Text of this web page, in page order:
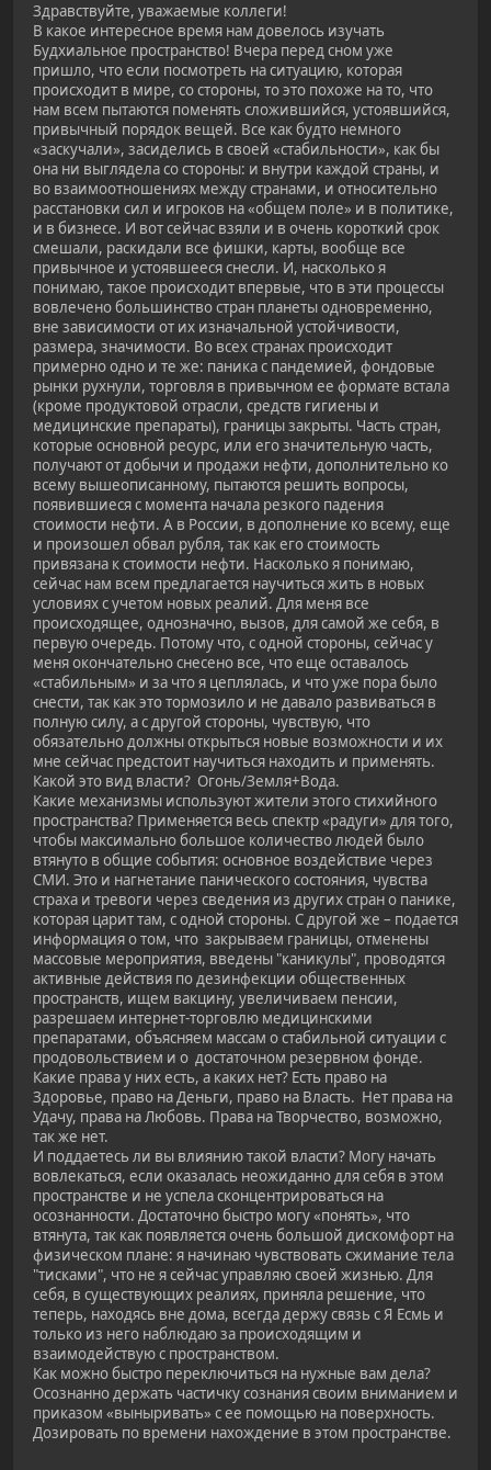
Здравствуйте, уважаемые коллеги!
В какое интересное время нам довелось изучать
Будхиальное пространство! Вчера перед сном уже
пришло, что если посмотреть на ситуацию, которая
происходит в мире, со стороны, то это похоже на то, что
нам всем пытаются поменять сложившийся, устоявшийся,
привычный порядок вещей. Все как будто немного
«заскучали», засиделись в своей «стабильности», как бы
она ни выглядела со стороны: и внутри каждой страны, и
во взаимоотношениях между странами, и относительно
расстановки сил и игроков на «общем поле» и в политике,
и в бизнесе. И вот сейчас взяли и в очень короткий срок
смешали, раскидали все фишки, карты, вообще все
привычное и устоявшееся снесли. И, насколько я
понимаю, такое происходит впервые, что в эти процессы
вовлечено большинство стран планеты одновременно,
вне зависимости от их изначальной устойчивости,
размера, значимости. Во всех странах происходит
примерно одно и те же: паника с пандемией, фондовые
рынки рухнули, торговля в привычном ее формате встала
(кроме продуктовой отрасли, средств гигиены и
медицинские препараты), границы закрыты. Часть стран,
которые основной ресурс, или его значительную часть,
получают от добычи и продажи нефти, дополнительно ко
всему вышеописанному, пытаются решить вопросы,
появившиеся с момента начала резкого падения
стоимости нефти. А в России, в дополнение ко всему, еще
и произошел обвал рубля, так как его стоимость
привязана к стоимости нефти. Насколько я понимаю,
сейчас нам всем предлагается научиться жить в новых
условиях с учетом новых реалий. Для меня все
происходящее, однозначно, вызов, для самой же себя, в
первую очередь. Потому что, с одной стороны, сейчас у
меня окончательно снесено все, что еще оставалось
«стабильным» и за что я цеплялась, и что уже пора было
снести, так как это тормозило и не давало развиваться в
полную силу, а с другой стороны, чувствую, что
обязательно должны открыться новые возможности и их
мне сейчас предстоит научиться находить и применять.
Какой это вид власти? Огонь/Земля+Вода.
Какие механизмы используют жители этого стихийного
пространства? Применяется весь спектр «радуги» для того,
чтобы максимально большое количество людей было
втянуто в общие события: основное воздействие через
СМИ. Это и нагнетание панического состояния, чувства
страха и тревоги через сведения из других стран о панике,
которая царит там, с одной стороны. С другой же – подается
информация о том, что закрываем границы, отменены
массовые мероприятия, введены "каникулы", проводятся
активные действия по дезинфекции общественных
пространств, ищем вакцину, увеличиваем пенсии,
разрешаем интернет-торговлю медицинскими
препаратами, объясняем массам о стабильной ситуации с
продовольствием и о достаточном резервном фонде.
Какие права у них есть, а каких нет? Есть право на
Здоровье, право на Деньги, право на Власть. Нет права на
Удачу, права на Любовь. Права на Творчество, возможно,
так же нет.
И поддаетесь ли вы влиянию такой власти? Могу начать
вовлекаться, если оказалась неожиданно для себя в этом
пространстве и не успела сконцентрироваться на
осознанности. Достаточно быстро могу «понять», что
втянута, так как появляется очень большой дискомфорт на
физическом плане: я начинаю чувствовать сжимание тела
"тисками", что не я сейчас управляю своей жизнью. Для
себя, в существующих реалиях, приняла решение, что
теперь, находясь вне дома, всегда держу связь с Я Есмь и
только из него наблюдаю за происходящим и
взаимодействую с пространством.
Как можно быстро переключиться на нужные вам дела?
Осознанно держать частичку сознания своим вниманием и
приказом «выныривать» с ее помощью на поверхность.
Дозировать по времени нахождение в этом пространстве.